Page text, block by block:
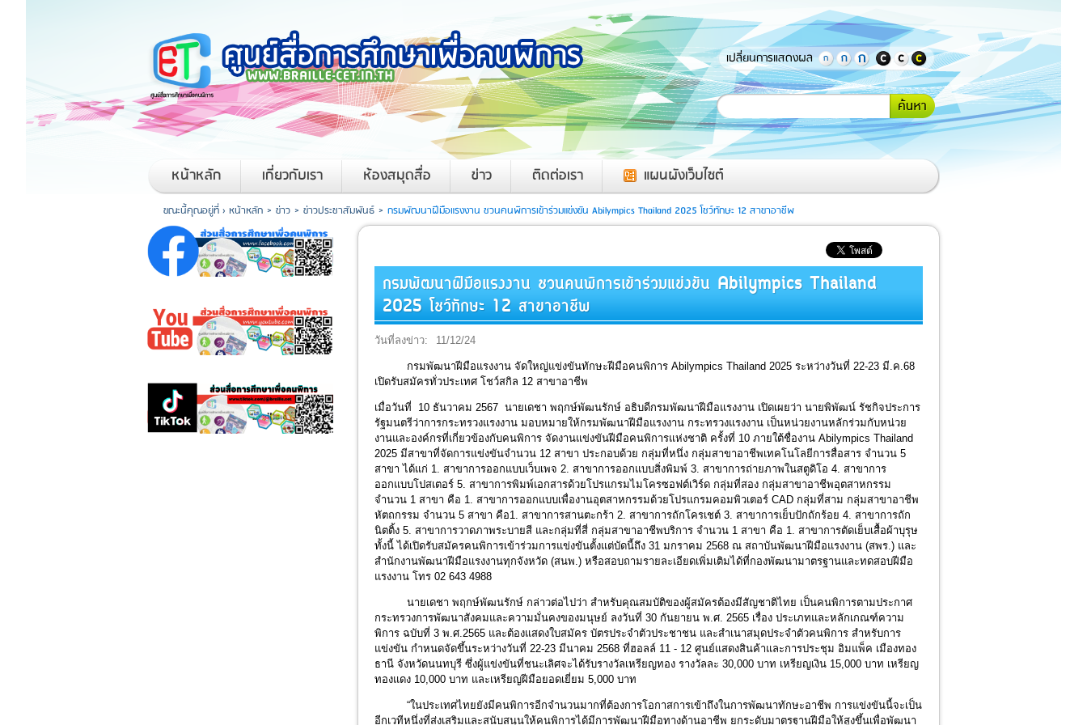
ค้นหา
กรอกคำ
หรือ
ข้อความ
ต้องการ
ค้นหา
เปลี่ยนการแสดงผล
หน้าหลัก เกี่ยวกับเรา ห้องสมุดสื่อ ข่าว ติดต่อเรา แผนผังเว็บไซต์
ขณะนี้คุณอยู่ที่ › หน้าหลัก > ข่าว > ข่าวประชาสัมพันธ์ > กรมพัฒนาฝีมือแรงงาน ชวนคนพิการเข้าร่วมแข่งขัน Abilympics Thailand 2025 โชว์ทักษะ 12 สาขาอาชีพ
กรมพัฒนาฝีมือแรงงาน ชวนคนพิการเข้าร่วมแข่งขัน Abilympics Thailand
2025 โชว์ทักษะ 12 สาขาอาชีพ
วันที่ลงข่าว: 11/12/24
กรมพัฒนาฝีมือแรงงาน จัดใหญ่แข่งขันทักษะฝีมือคนพิการ Abilympics Thailand 2025 ระหว่างวันที่ 22-23 มี.ค.68
เปิดรับสมัครทั่วประเทศ โชว์สกิล 12 สาขาอาชีพ
เมื่อวันที่ 10 ธันวาคม 2567 นายเดชา พฤกษ์พัฒนรักษ์ อธิบดีกรมพัฒนาฝีมือแรงงาน เปิดเผยว่า นายพิพัฒน์ รัชกิจประการ
รัฐมนตรีว่าการกระทรวงแรงงาน มอบหมายให้กรมพัฒนาฝีมือแรงงาน กระทรวงแรงงาน เป็นหน่วยงานหลักร่วมกับหน่วย
งานและองค์กรที่เกี่ยวข้องกับคนพิการ จัดงานแข่งขันฝีมือคนพิการแห่งชาติ ครั้งที่ 10 ภายใต้ชื่องาน Abilympics Thailand
2025 มีสาขาที่จัดการแข่งขันจำนวน 12 สาขา ประกอบด้วย กลุ่มที่หนึ่ง กลุ่มสาขาอาชีพเทคโนโลยีการสื่อสาร จำนวน 5
สาขา ได้แก่ 1. สาขาการออกแบบเว็บเพจ 2. สาขาการออกแบบสิ่งพิมพ์ 3. สาขาการถ่ายภาพในสตูดิโอ 4. สาขาการ
ออกแบบโปสเตอร์ 5. สาขาการพิมพ์เอกสารด้วยโปรแกรมไมโครซอฟต์เวิร์ด กลุ่มที่สอง กลุ่มสาขาอาชีพอุตสาหกรรม
จำนวน 1 สาขา คือ 1. สาขาการออกแบบเพื่องานอุตสาหกรรมด้วยโปรแกรมคอมพิวเตอร์ CAD กลุ่มที่สาม กลุ่มสาขาอาชีพ
หัตถกรรม จำนวน 5 สาขา คือ1. สาขาการสานตะกร้า 2. สาขาการถักโครเชต์ 3. สาขาการเย็บปักถักร้อย 4. สาขาการถัก
นิตติ้ง 5. สาขาการวาดภาพระบายสี และกลุ่มที่สี่ กลุ่มสาขาอาชีพบริการ จำนวน 1 สาขา คือ 1. สาขาการตัดเย็บเสื้อผ้าบุรุษ
ทั้งนี้ ได้เปิดรับสมัครคนพิการเข้าร่วมการแข่งขันตั้งแต่บัดนี้ถึง 31 มกราคม 2568 ณ สถาบันพัฒนาฝีมือแรงงาน (สพร.) และ
สำนักงานพัฒนาฝีมือแรงงานทุกจังหวัด (สนพ.) หรือสอบถามรายละเอียดเพิ่มเติมได้ที่กองพัฒนามาตรฐานและทดสอบฝีมือ
แรงงาน โทร 02 643 4988
นายเดชา พฤกษ์พัฒนรักษ์ กล่าวต่อไปว่า สำหรับคุณสมบัติของผู้สมัครต้องมีสัญชาติไทย เป็นคนพิการตามประกาศ
กระทรวงการพัฒนาสังคมและความมั่นคงของมนุษย์ ลงวันที่ 30 กันยายน พ.ศ. 2565 เรื่อง ประเภทและหลักเกณฑ์ความ
พิการ ฉบับที่ 3 พ.ศ.2565 และต้องแสดงใบสมัคร บัตรประจำตัวประชาชน และสำเนาสมุดประจำตัวคนพิการ สำหรับการ
แข่งขัน กำหนดจัดขึ้นระหว่างวันที่ 22-23 มีนาคม 2568 ที่ฮอลล์ 11 - 12 ศูนย์แสดงสินค้าและการประชุม อิมแพ็ค เมืองทอง
ธานี จังหวัดนนทบุรี ซึ่งผู้แข่งขันที่ชนะเลิศจะได้รับรางวัลเหรียญทอง รางวัลละ 30,000 บาท เหรียญเงิน 15,000 บาท เหรียญ
ทองแดง 10,000 บาท และเหรียญฝีมือยอดเยี่ยม 5,000 บาท
“ในประเทศไทยยังมีคนพิการอีกจำนวนมากที่ต้องการโอกาสการเข้าถึงในการพัฒนาทักษะอาชีพ การแข่งขันนี้จะเป็น
อีกเวทีหนึ่งที่ส่งเสริมและสนับสนุนให้คนพิการได้มีการพัฒนาฝีมือทางด้านอาชีพ ยกระดับมาตรฐานฝีมือให้สูงขึ้นเพื่อพัฒนา